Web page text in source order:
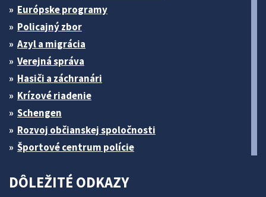
Európske programy
Policajný zbor
Azyl a migrácia
Verejná správa
Hasiči a záchranári
Krízové riadenie
Schengen
Rozvoj občianskej spoločnosti
Športové centrum polície
DÔLEŽITÉ ODKAZY